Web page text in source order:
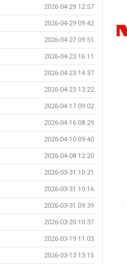
2026-04-29 12:57
2026-04-29 09:42
2026-04-27 09:51
2026-04-23 16:11
2026-04-23 14:37
2026-04-23 13:22
2026-04-17 09:02
2026-04-16 08:29
2026-04-10 09:40
2026-04-08 12:20
2026-03-31 10:21
2026-03-31 10:16
2026-03-31 09:39
2026-03-20 10:37
2026-03-19 11:03
2026-03-13 13:15